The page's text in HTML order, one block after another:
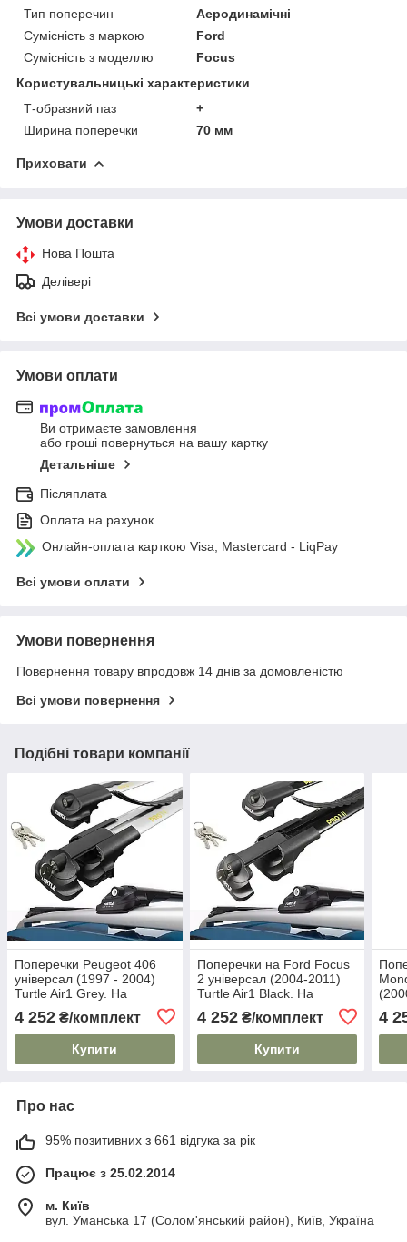
Тип поперечин
Аеродинамічні
Сумісність з маркою
Ford
Сумісність з моделлю
Focus
Користувальницькі характеристики
Т-образний паз
+
Ширина поперечки
70 мм
Приховати
Умови доставки
Нова Пошта
Делівері
Всі умови доставки
Умови оплати
Ви отримаєте замовлення
або гроші повернуться на вашу картку
Детальніше
Післяплата
Оплата на рахунок
Онлайн-оплата карткою Visa, Mastercard - LiqPay
Всі умови оплати
Умови повернення
Повернення товару впродовж 14 днів за домовленістю
Всі умови повернення
Подібні товари компанії
Поперечки Peugeot 406
універсал (1997 - 2004)
Turtle Air1 Grey. На
Замок на ключах. Сірі
4 252 ₴/комплект
Купити
Поперечки на Ford Focus
2 універсал (2004-2011)
Turtle Air1 Black. На
Замок на ключах. Чорні
4 252₴/комплект
Купити
4
Про нас
95% позитивних з 661 відгука за рік
Працює з 25.02.2014
м. Київ
вул. Уманська 17 (Солом'янський район), Київ, Україна